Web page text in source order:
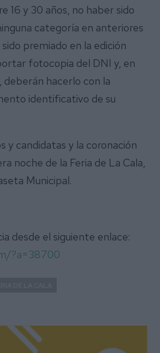
16 y 30 años, no haber sido
categoría en anteriores
premiado en la edición
fotocopia del DNI y, en
deberán hacerlo con la
identificativo de su
y candidatas y la coronación
noche de la Feria de La Cala,
Municipal.
desde el siguiente enlace:
?a=38700